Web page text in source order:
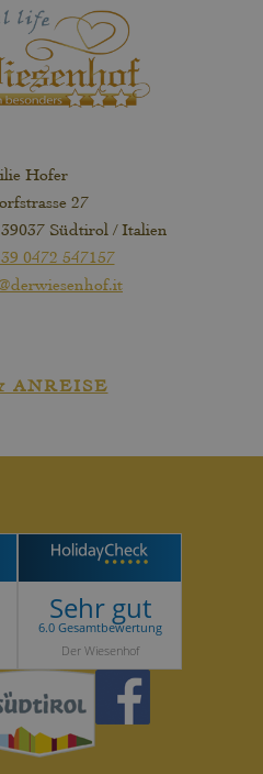
Hofer
27
Südtirol / Italien
0472 547157
ANREISE
Sehr gut
6.0 Gesamtbewertung
Der Wiesenhof